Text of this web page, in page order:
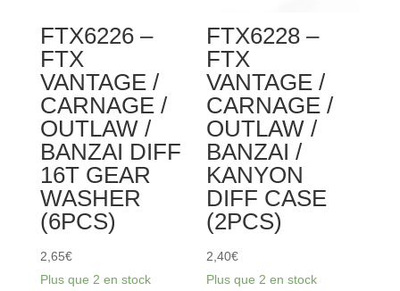
BANZAI
CENTRE
COUPLER
(3PCS)
FTX6226 –
FTX
VANTAGE /
CARNAGE /
OUTLAW /
BANZAI DIFF
16T GEAR
WASHER
(6PCS)
2,65€
Plus que 2 en stock
FTX6228 –
FTX
VANTAGE /
CARNAGE /
OUTLAW /
BANZAI /
KANYON
DIFF CASE
(2PCS)
2,40€
Plus que 2 en stock